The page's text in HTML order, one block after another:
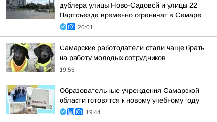
дублера улицы Ново-Садовой и улицы 22
Партсъезда временно ограничат в Самаре
20:01
Самарские работодатели стали чаще брать
на работу молодых сотрудников
19:55
Образовательные учреждения Самарской
области готовятся к новому учебному году
19:44